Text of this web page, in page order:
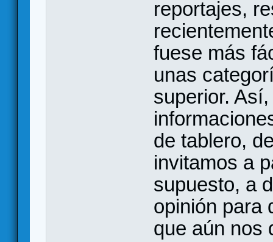
reportajes,
fuese más
unas
superior.
de tablero,
invitamos a
supuesto, a
opinión para
que aún nos